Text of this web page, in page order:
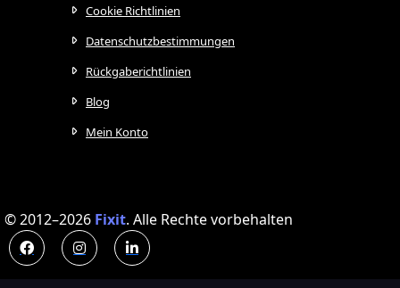
Cookie Richtlinien
Datenschutzbestimmungen
Rückgaberichtlinien
Blog
Mein Konto
© 2012–2026 Fixit. Alle Rechte vorbehalten